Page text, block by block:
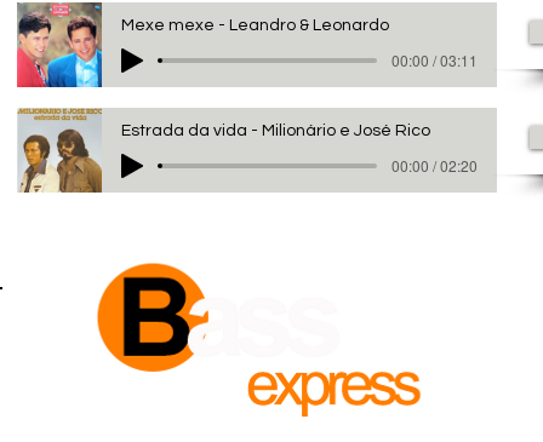
Mexe mexe - Leandro & Leonardo
00:00 / 03:11
Estrada da vida - Milionário e José Rico
00:00 / 02:20